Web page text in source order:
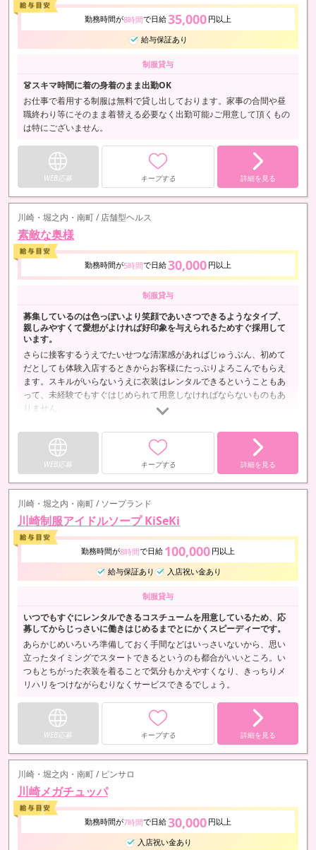
勤務時間が8時間で日給35,000 円以上
給与保証あり
制服貸与
👗スキマ時間に着の身着のまま出勤OK
お仕事で着用する制服は無料で貸し出しております。家事の合間や昼
職終わり等にそのまま着替える必要なく出勤可能♪ご用意して頂くもの
は特にございません。
WEB応募 キープする 詳細を見る
川崎・堀之内・南町 / 店舗型ヘルス
素敵な奥様
勤務時間が5時間で日給30,000 円以上
制服貸与
募集しているのは色っぽいより笑顔であいさつできるようなタイプ、
親しみやすくて愛想がよければ好印象を与えられるためすぐ採用して
います。
さらに接客するうえでたいせつな清潔感があればじゅうぶん、初めて
だとしても体験入店するときからお客様にたっぷりよろこんでもらえ
ます。スキルがいらないうえに衣装はレンタルできるということもあ
って、未経験でもすぐはじめられて用意しなければならないものもあ
りません。
WEB応募 キープする 詳細を見る
川崎・堀之内・南町 / ソープランド
川崎制服アイドルソープ KiSeKi
勤務時間が8時間で日給 100,000 円以上
給与保証あり
入店祝い金あり
制服貸与
いつでもすぐにレンタルできるコスチュームを用意しているため、応
募してからじっさいに働きはじめるまでとにかくスピーディーです。
あらかじめいろいろ準備しておく手間などはいっさいないから、思い
立ったタイミングでスタートできるというのも都合がいいところ。い
つもとちがった衣装を着ることで気分もかえやすくなり、きっちりメ
リハリをつけながらむりなくサービスできるでしょう。
WEB応募 キープする 詳細を見る
川崎・堀之内・南町 / ピンサロ
川崎メガチュッパ
勤務時間が7時間で日給30,000 円以上
入店祝い金あり